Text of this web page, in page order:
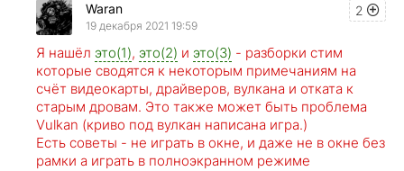
2
Waran
19 декабря 2021 19:59
Я нашёл это(1), это(2) и это(3) - разборки стим
которые сводятся к некоторым примечаниям на
счёт видеокарты, драйверов, вулкана и отката к
старым дровам. Это также может быть проблема
Vulkan (криво под вулкан написана игра.)
Есть советы - не играть в окне, и даже не в окне без
рамки а играть в полноэкранном режиме